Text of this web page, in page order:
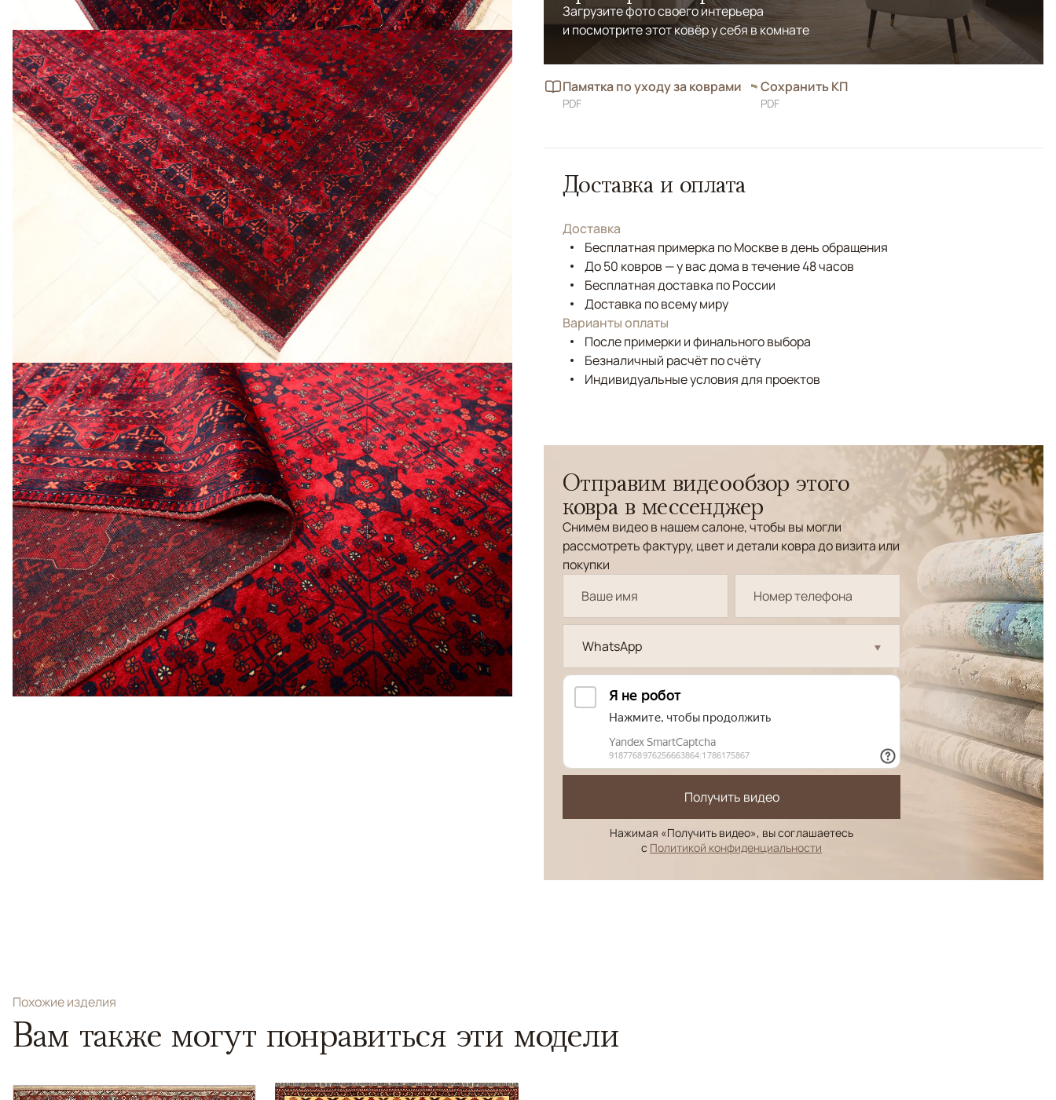
Загрузите фото своего интерьера
и посмотрите этот ковёр у себя в комнате
Памятка по уходу за коврами
PDF
Сохранить КП
PDF
Доставка и оплата
Доставка
Бесплатная примерка по Москве в день обращения
До 50 ковров — у вас дома в течение 48 часов
Бесплатная доставка по России
Доставка по всему миру
Варианты оплаты
После примерки и финального выбора
Безналичный расчёт по счёту
Индивидуальные условия для проектов
Отправим видеообзор этого
ковра в мессенджер
Снимем видео в нашем салоне, чтобы вы могли
рассмотреть фактуру, цвет и детали ковра до визита или
покупки
WhatsApp
Получить видео
Нажимая «Получить видео», вы соглашаетесь
с Политикой конфиденциальности
Похожие изделия
Вам также могут понравиться эти модели